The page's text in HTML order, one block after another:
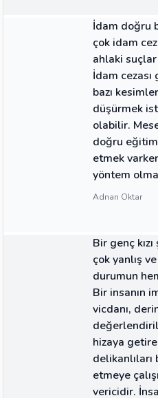
İdam doğru
çok idam
ahlaki
İdam
bazı
düşürmek
olabilir.
doğru
etmek
yöntem
Adnan Oktar
Bir genç
çok yanlış
durumun
Bir insanın
vicdanı,
hizaya
delikanlıları
etmeye
vericidir.